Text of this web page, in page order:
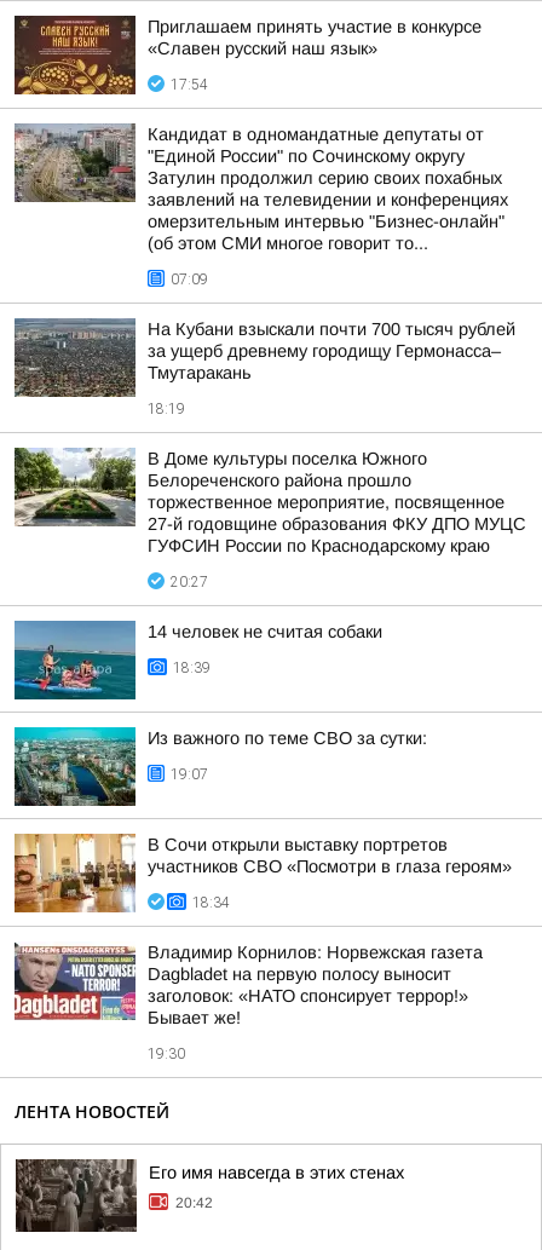
Приглашаем принять участие в конкурсе
«Славен русский наш язык»
17:54
Кандидат в одномандатные депутаты от
"Единой России" по Сочинскому округу
Затулин продолжил серию своих похабных
заявлений на телевидении и конференциях
омерзительным интервью "Бизнес-онлайн"
(об этом СМИ многое говорит то...
07:09
На Кубани взыскали почти 700 тысяч рублей
за ущерб древнему городищу Гермонасса–
Тмутаракань
18:19
В Доме культуры поселка Южного
Белореченского района прошло
торжественное мероприятие, посвященное
27-й годовщине образования ФКУ ДПО МУЦС
ГУФСИН России по Краснодарскому краю
20:27
14 человек не считая собаки
18:39
Из важного по теме СВО за сутки:
19:07
В Сочи открыли выставку портретов
участников СВО «Посмотри в глаза героям»
18:34
Владимир Корнилов: Норвежская газета
Dagbladet на первую полосу выносит
заголовок: «НАТО спонсирует террор!»
Бывает же!
19:30
ЛЕНТА НОВОСТЕЙ
Его имя навсегда в этих стенах
20:42